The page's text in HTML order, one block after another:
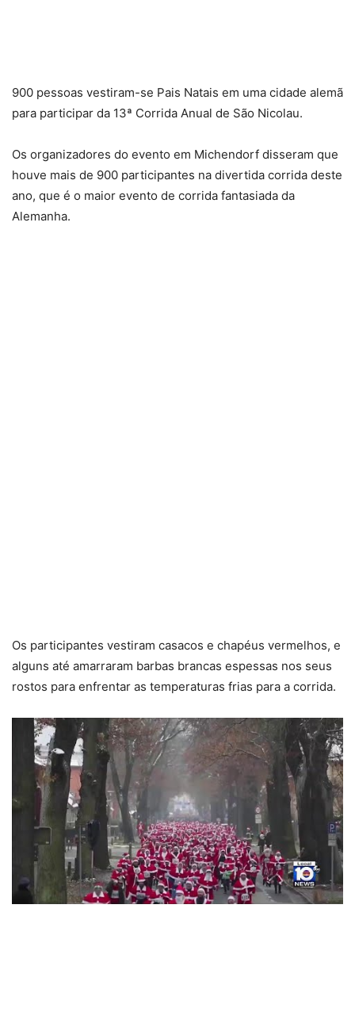
900 pessoas vestiram-se Pais Natais em uma cidade alemã
para participar da 13ª Corrida Anual de São Nicolau.
Os organizadores do evento em Michendorf disseram que
houve mais de 900 participantes na divertida corrida deste
ano, que é o maior evento de corrida fantasiada da
Alemanha.
Os participantes vestiram casacos e chapéus vermelhos, e
alguns até amarraram barbas brancas espessas nos seus
rostos para enfrentar as temperaturas frias para a corrida.